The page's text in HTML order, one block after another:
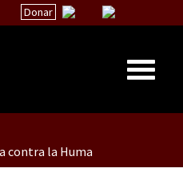
Donar
contra la Humanidad”